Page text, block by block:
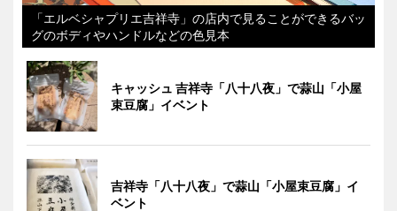
「エルベシャプリエ吉祥寺」の店内で見ることができるバッ
グのボディやハンドルなどの色見本
キャッシュ 吉祥寺「八十八夜」で蒜山「小屋
束豆腐」イベント
吉祥寺「八十八夜」で蒜山「小屋束豆腐」イ
ベント